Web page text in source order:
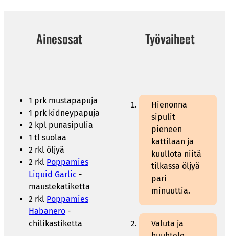
Ainesosat Työvaiheet
1 prk mustapapuja
1 prk kidneypapuja
2 kpl punasipulia
1 tl suolaa
2 rkl öljyä
2 rkl Poppamies
Liquid Garlic -
maustekatiketta
2 rkl Poppamies
Habanero -
chilikastiketta
Hienonna
sipulit
pieneen
kattilaan ja
kuullota niitä
tilkassa öljyä
pari
minuuttia.
Valuta ja